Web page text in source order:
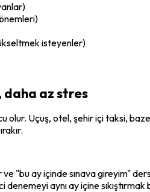
isteyenler)
daha az stres
olur. Uçuş, otel, şehir içi taksi,
"bu ay içinde sınava gireyim"
aynı ay içine